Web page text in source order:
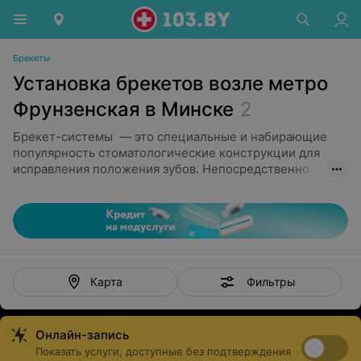
Брекеты
Установка брекетов возле метро
Фрунзенская в Минске 2
Брекет-системы — это специальные и набирающие
популярность стоматологические конструкции для
исправления положения зубов. Непосредственно
поверхности одного зуба. Ортодонтическое лечение
необходимо в случае неправильного прикуса, а также
используется для получения красивой ровной улыбки.
доставляют минимальный дискомфорт, позволяют
эмали.
Сегодня существует несколько типов брекетов:
Карта Фильтры
Онлайн-запись
Показать услуги, доступные без подтверждения